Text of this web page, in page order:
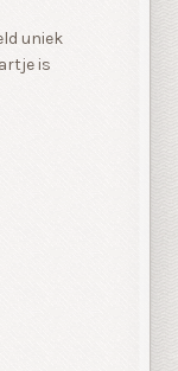
uniek
is